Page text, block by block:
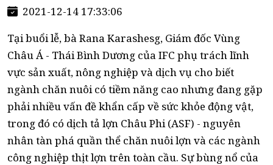
2021-12-14 17:33:06
Tại buổi lễ, bà Rana Karashesg, Giám đốc Vùng
Châu Á - Thái Bình Dương của IFC phụ trách lĩnh
vực sản xuất, nông nghiệp và dịch vụ cho biết
ngành chăn nuôi có tiềm năng cao nhưng đang gặp
phải nhiều vấn đề khẩn cấp về sức khỏe động vật,
trong đó có dịch tả lợn Châu Phi (ASF) - nguyên
nhân tàn phá quần thể chăn nuôi lợn và các ngành
công nghiệp thịt lợn trên toàn cầu. Sự bùng nổ của